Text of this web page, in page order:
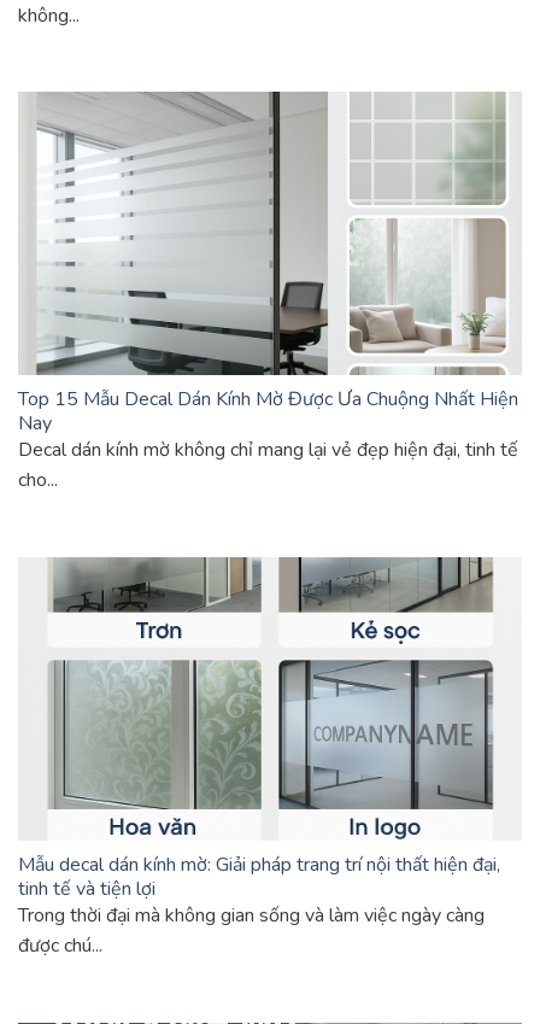
không...
Top 15 Mẫu Decal Dán Kính Mờ Được Ưa Chuộng Nhất Hiện
Nay
Decal dán kính mờ không chỉ mang lại vẻ đẹp hiện đại, tinh tế
cho...
Mẫu decal dán kính mờ: Giải pháp trang trí nội thất hiện đại,
tinh tế và tiện lợi
Trong thời đại mà không gian sống và làm việc ngày càng
được chú...